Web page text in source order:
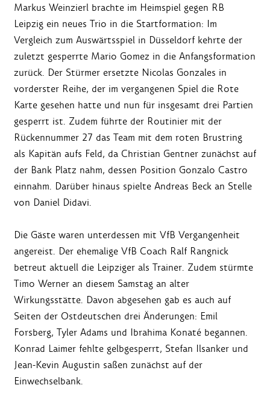
Markus Weinzierl brachte im Heimspiel gegen RB
Leipzig ein neues Trio in die Startformation: Im
Vergleich zum Auswärtsspiel in Düsseldorf kehrte der
zuletzt gesperrte Mario Gomez in die Anfangsformation
zurück. Der Stürmer ersetzte Nicolas Gonzales in
vorderster Reihe, der im vergangenen Spiel die Rote
Karte gesehen hatte und nun für insgesamt drei Partien
gesperrt ist. Zudem führte der Routinier mit der
Rückennummer 27 das Team mit dem roten Brustring
als Kapitän aufs Feld, da Christian Gentner zunächst auf
der Bank Platz nahm, dessen Position Gonzalo Castro
einnahm. Darüber hinaus spielte Andreas Beck an Stelle
von Daniel Didavi.
Die Gäste waren unterdessen mit VfB Vergangenheit
angereist. Der ehemalige VfB Coach Ralf Rangnick
betreut aktuell die Leipziger als Trainer. Zudem stürmte
Timo Werner an diesem Samstag an alter
Wirkungsstätte. Davon abgesehen gab es auch auf
Seiten der Ostdeutschen drei Änderungen: Emil
Forsberg, Tyler Adams und Ibrahima Konaté begannen.
Konrad Laimer fehlte gelbgesperrt, Stefan Ilsanker und
Jean-Kevin Augustin saßen zunächst auf der
Einwechselbank.